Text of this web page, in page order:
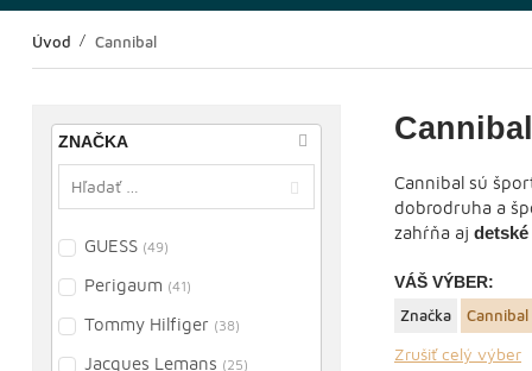
Úvod Cannibal
ZNAČKA
GUESS (49)
Perigaum (41)
Tommy Hilfiger (38)
Jacques Lemans (25)
Cannibal
Cannibal sú
dobrodruha a
zahŕňa aj
VÁŠ VÝBER:
Značka
Cannibal
Zrušiť celý výber